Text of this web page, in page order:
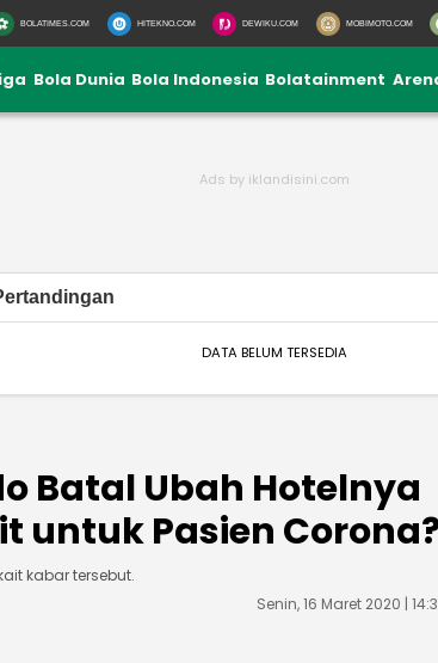
BOLATIMES.COM HITEKNO.COM DEWIKU.COM MOBIMOTO.COM
Bola Dunia Bola Indonesia Bolatainment
DATA BELUM TERSEDIA
Batal Ubah Hotelnya
untuk Pasien
kabar tersebut.
Senin, 16 Maret 2020 |